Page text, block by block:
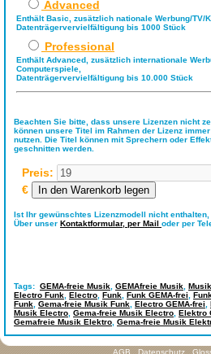
Advanced
Enthält Basic, zusätzlich nationale Werbung/TV/
Datenträgervervielfältigung bis 1000 Stück
Professional
Enthält Advanced, zusätzlich internationale
Computerspiele,
Datenträgervervielfältigung bis 10.000 Stück
Beachten Sie bitte, dass unsere Lizenzen nicht
können unsere Titel im Rahmen der Lizenz
nutzen. Die Titel können mit Sprechern oder
geschnitten werden.
Preis:
€
Ist Ihr gewünschtes Lizenzmodell nicht
Über unser Kontaktformular, per Mail oder per
Tags: GEMA-freie Musik GEMAfreie Musik
Electro Funk Electro Funk Funk GEMA-frei
Funk Gema-freie Musik Funk Electro GEMA-frei
Musik Electro Gema-freie Musik Electro Elektro
Gemafreie Musik Elektro Gema-freie Musik
AGB Datenschutz